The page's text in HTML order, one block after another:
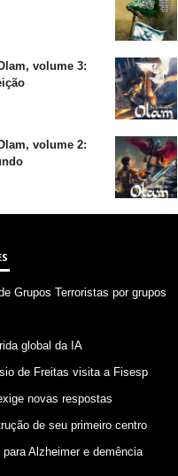
volume 3:
volume 2:
Grupos Terroristas por grupos
global da IA
de Freitas visita a Fisesp
novas respostas
de seu primeiro centro
Alzheimer e demência